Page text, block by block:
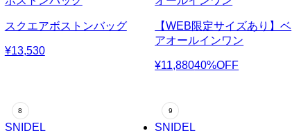
スクエアボストンバッグ
¥13,530
【WEB限定サイズあり】ベ
アオールインワン
¥11,88040%OFF
SNIDEL SNIDEL